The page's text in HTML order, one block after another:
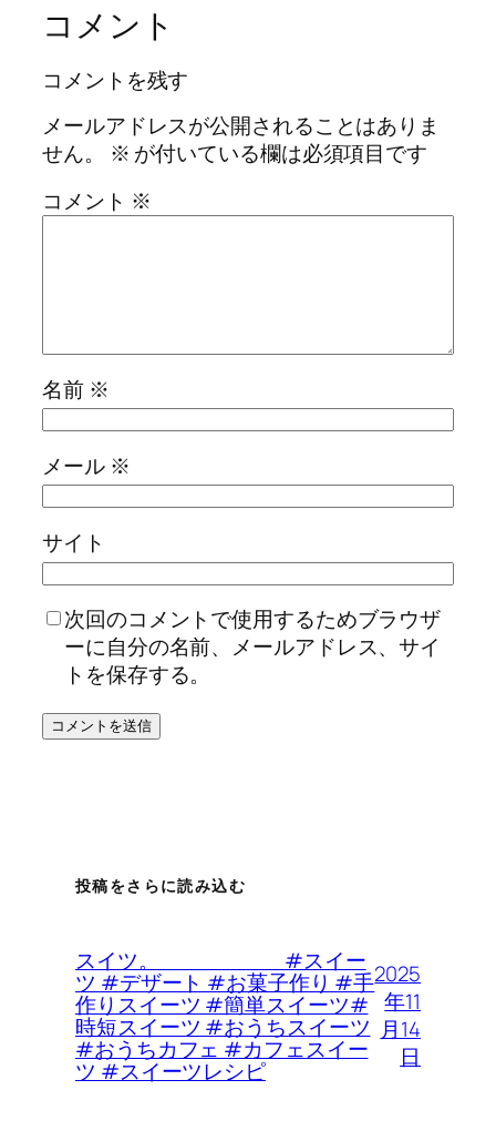
コメント
コメントを残す
メールアドレスが公開されることはありま
せん。
※ が付いている欄は必須項目です
コメント ※
名前 ※
メール ※
サイト
次回のコメントで使用するためブラウザ
ーに自分の名前、メールアドレス、サイ
トを保存する。
投稿をさらに読み込む
スイツ。 #スイー
ツ #デザート #お菓子作り #手
作りスイーツ #簡単スイーツ#
時短スイーツ #おうちスイーツ
#おうちカフェ #カフェスイー
ツ #スイーツレシピ
2025
年11
月14
日